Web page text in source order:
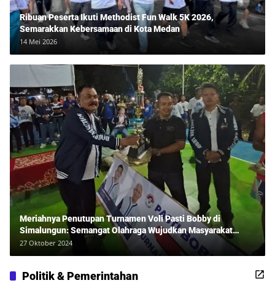
Ribuan Peserta Ikuti Methodist Fun Walk 5K 2026,
Semarakkan Kebersamaan di Kota Medan
14 Mei 2026
Meriahnya Penutupan Turnamen Voli Pasti Bobby di
Simalungun: Semangat Olahraga Wujudkan Masyarakat
Sehat Bersama Erwan Rozadi dan Ribuan Penonton!
27 Oktober 2024
Politik & Pemerintahan